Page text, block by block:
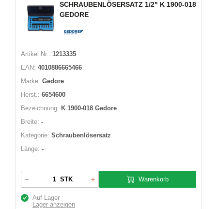
SCHRAUBENLÖSERSATZ 1/2" K 1900-018
GEDORE
Artikel Nr.: 1213335
EAN: 4010886665466
Marke: Gedore
Herst.: 6654600
Bezeichnung: K 1900-018 Gedore
Breite: -
Kategorie: Schraubenlösersatz
Länge: -
STK Warenkorb
Auf Lager
Lager anzeigen